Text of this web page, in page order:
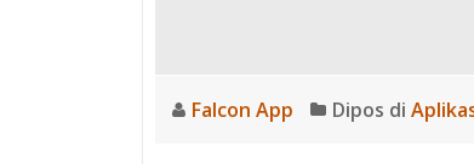
Falcon App Dipos di